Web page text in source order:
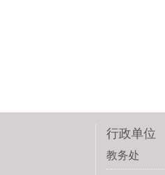
行政单位
教务处